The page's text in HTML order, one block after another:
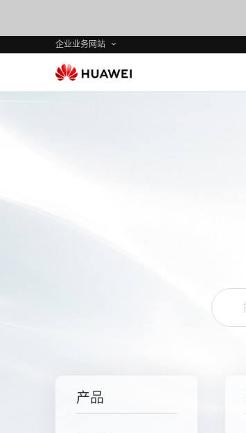
企业业务网站
产品